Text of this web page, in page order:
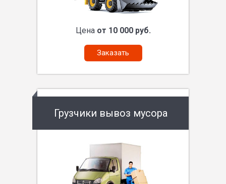
Цена от 10 000 руб.
Заказать
Грузчики вывоз мусора